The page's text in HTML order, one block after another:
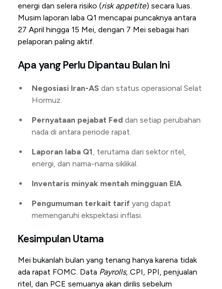
energi dan selera risiko (risk appetite) secara luas.
Musim laporan laba Q1 mencapai puncaknya antara
27 April hingga 15 Mei, dengan 7 Mei sebagai hari
pelaporan paling aktif.
Apa yang Perlu Dipantau Bulan Ini
Negosiasi Iran-AS dan status operasional Selat
Hormuz.
Pernyataan pejabat Feddan setiap perubahan
nada di antara periode rapat.
Laporan laba Q1 , terutama dari sektor ritel,
energi, dan nama-nama siklikal.
Inventaris minyak mentah mingguan EIA.
Pengumuman terkait tarifyang dapat
memengaruhi ekspektasi inflasi.
Kesimpulan Utama
Mei bukanlah bulan yang tenang hanya karena tidak
ada rapat FOMC. Data Payrolls, CPI, PPI, penjualan
ritel, dan PCE semuanya akan dirilis sebelum